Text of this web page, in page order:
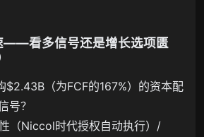
——看多信号还是增长选项匮
$2.43B（为FCF的167%）的资本配
号？
（Niccol时代授权自动执行）/